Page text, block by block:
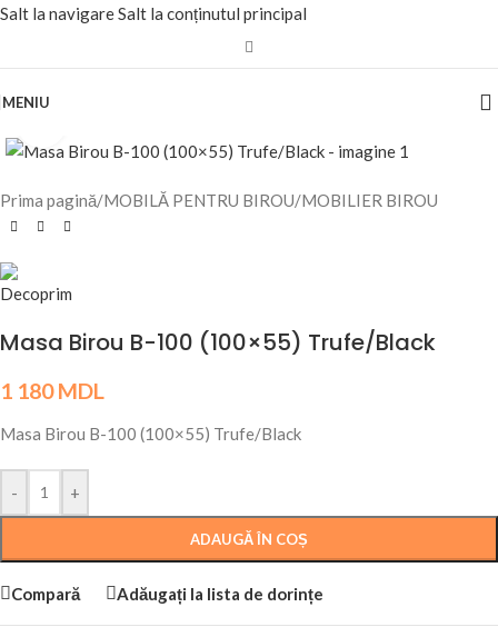
Salt la navigareSalt la conținutul principal
MENIU
Prima pagină/MOBILĂ PENTRU BIROU/MOBILIER BIROU
Masa Birou B-100 (100×55) Trufe/Black
1 180MDL
Masa Birou B-100 (100×55) Trufe/Black
- +
ADAUGĂ ÎN COȘ
Compară Adăugați la lista de dorințe